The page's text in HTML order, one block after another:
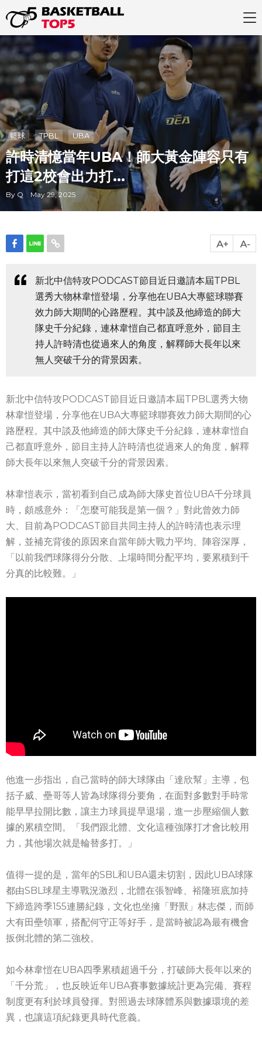
籃球 TPBL UBA
許時清憶當年UBA！師大黃金陣容只有
打這2校會出力打...
By Q May 29, 2025
新北中信特攻PODCAST節目近日邀請本屆TPBL
選秀大物林韋愷登場，分享他在UBA大專籃球聯賽
效力師大期間的心路歷程。其中談及他締造的師大
隊史千分紀錄，連林韋愷自己都直呼意外，節目主
持人許時清也從過來人的角度，解釋師大長年以來
無人突破千分的背景因素。
新北中信特攻PODCAST節目近日邀請本屆TPBL選秀大物
林韋愷登場，分享他在UBA大專籃球聯賽效力師大期間的心
路歷程。其中談及他締造的師大隊史千分紀錄，連林韋愷自
己都直呼意外，節目主持人許時清也從過來人的角度，解釋
師大長年以來無人突破千分的背景因素。
林韋愷表示，當初看到自己成為師大隊史首位UBA千分球員
時，頗感意外：「怎麼可能我是第一個？」對此曾效力師
大、目前為PODCAST節目共同主持人的許時清也表示理
解，並補充背後的原因來自當年師大戰力平均、陣容深厚，
「以前我們球隊得分分散、上場時間分配平均，要累積到千
分真的比較難。」
他進一步指出，自己當時的師大球隊由「達欣幫」主導，包
括子威、壘哥等人皆為球隊得分要角，在面對多數對手時常
能早早拉開比數，讓主力球員提早退場，進一步壓縮個人數
據的累積空間。「我們跟北體、文化這種強隊打才會比較用
力，其他場次就是輪替多打。」
值得一提的是，當年的SBL和UBA還未切割，因此UBA球隊
都由SBL球星主導戰況激烈，北體在張智峰、裕隆班底加持
下締造跨季155連勝紀錄，文化也坐擁「野獸」林志傑，而師
大有田壘領軍，搭配何守正等好手，是當時被認為最有機會
扳倒北體的第二強校。
如今林韋愷在UBA四季累積超過千分，打破師大長年以來的
「千分荒」，也反映近年UBA賽事數據統計更為完備、賽程
制度更有利於球員發揮。對照過去球隊體系與數據環境的差
異，也讓這項紀錄更具時代意義。